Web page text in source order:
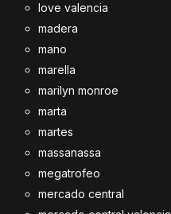
love valencia
madera
mano
marella
marilyn monroe
marta
martes
massanassa
megatrofeo
mercado central